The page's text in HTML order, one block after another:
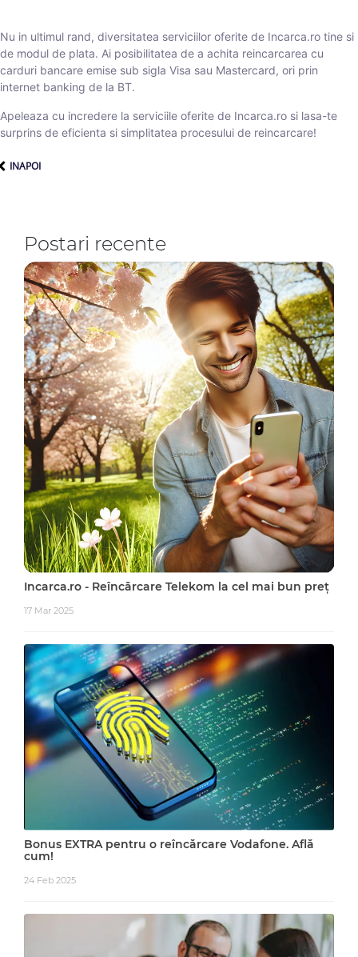
Nu in ultimul rand, diversitatea serviciilor oferite de Incarca.ro tine si
de modul de plata. Ai posibilitatea de a achita reincarcarea cu
carduri bancare emise sub sigla Visa sau Mastercard, ori prin
internet banking de la BT.
Apeleaza cu incredere la serviciile oferite de Incarca.ro si lasa-te
surprins de eficienta si simplitatea procesului de reincarcare!
INAPOI
Postari recente
Incarca.ro - Reîncărcare Telekom la cel mai bun preț
17 Mar 2025
Bonus EXTRA pentru o reîncărcare Vodafone. Află
cum!
24 Feb 2025